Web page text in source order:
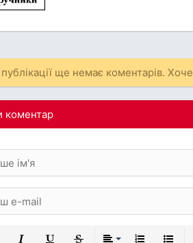
публікації ще немає коментарів.
коментар